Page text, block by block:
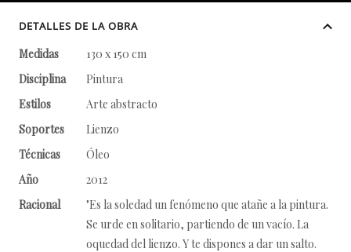
DETALLES DE LA OBRA
Medidas
130 x 150 cm
Disciplina
Pintura
Estilos
Arte abstracto
Soportes
Lienzo
Técnicas
Óleo
Año
2012
Racional
"Es la soledad un fenómeno que atañe a la pintura.
Se urde en solitario, partiendo de un vacío. La
oquedad del lienzo. Y te dispones a dar un salto.